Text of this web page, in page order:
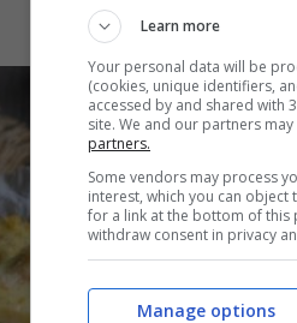
Learn more
Your personal data will be
(cookies, unique identifiers,
accessed by and shared with
site. We and our partners
partners.
Some vendors may process
interest, which you can
for a link at the bottom of this
withdraw consent in privacy
Manage options